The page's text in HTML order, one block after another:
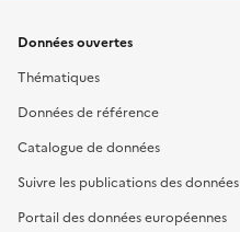
Données ouvertes
Thématiques
Données de référence
Catalogue de données
Suivre les publications des données
Portail des données européennes